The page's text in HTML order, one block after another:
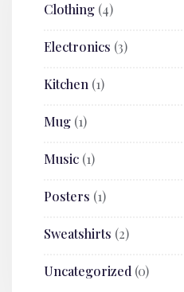
Clothing (4)
Electronics (3)
Kitchen (1)
Mug (1)
Music (1)
Posters (1)
Sweatshirts (2)
Uncategorized (0)